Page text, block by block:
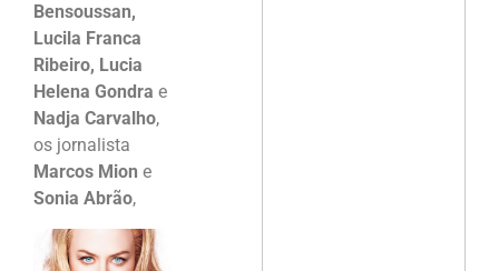
Bensoussan,
Lucila Franca
Ribeiro, Lucia
Helena Gondra e
Nadja Carvalho,
os jornalista
Marcos Mion e
Sonia Abrão,